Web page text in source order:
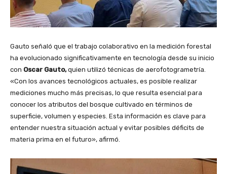
Gauto señaló que el trabajo colaborativo en la medición forestal
ha evolucionado significativamente en tecnología desde su inicio
con Oscar Gauto,quien utilizó técnicas de aerofotogrametría.
«Con los avances tecnológicos actuales, es posible realizar
mediciones mucho más precisas, lo que resulta esencial para
conocer los atributos del bosque cultivado en términos de
superficie, volumen y especies. Esta información es clave para
entender nuestra situación actual y evitar posibles déficits de
materia prima en el futuro», afirmó.